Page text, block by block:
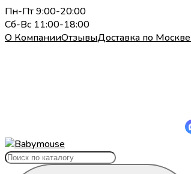
Пн-Пт 9:00-20:00
Сб-Вс 11:00-18:00
О КомпанииОтзывыДоставка по